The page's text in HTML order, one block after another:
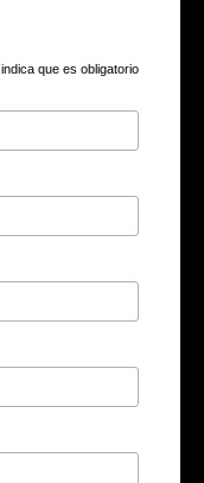
indica que es obligatorio